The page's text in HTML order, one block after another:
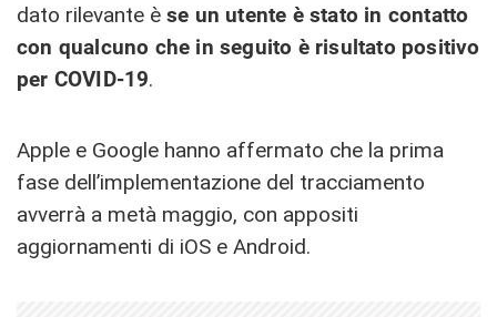
dato rilevante è se un utente è stato in contatto
con qualcuno che in seguito è risultato positivo
per COVID-19.
Apple e Google hanno affermato che la prima
fase dell’implementazione del tracciamento
avverrà a metà maggio, con appositi
aggiornamenti di iOS e Android.